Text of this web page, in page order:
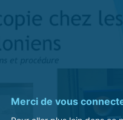
Merci de vous